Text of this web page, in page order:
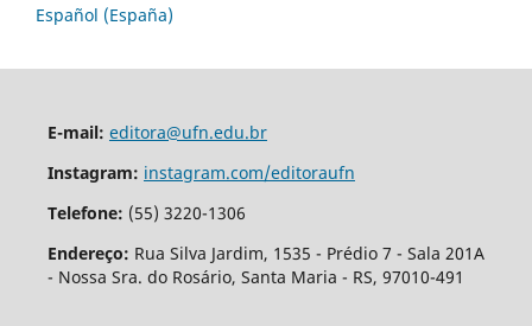
Español (España)
E-mail: editora@ufn.edu.br
Instagram: instagram.com/editoraufn
Telefone: (55) 3220-1306
Endereço: Rua Silva Jardim, 1535 - Prédio 7 - Sala 201A
- Nossa Sra. do Rosário, Santa Maria - RS, 97010-491